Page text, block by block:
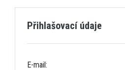
Přihlašovací údaje
E-mail: